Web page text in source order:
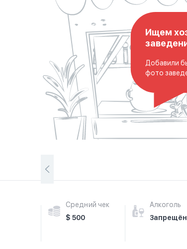
Ищем
Добавили
фото
Средний чек
$ 500
Алкоголь
Запрещён